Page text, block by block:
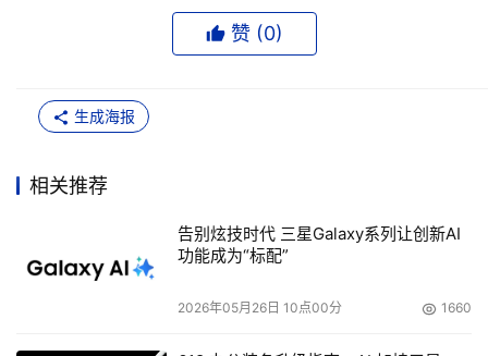
硬件卡隔离技术是在客户端增加一块硬件卡，这样，
备。而在选择不同的硬盘时，同时选择了该卡上不同的网
盘连接到不同网络，所以也被称为硬盘隔离技术。
但是，硬盘隔离技术虽然能够一定程度的对内外网进
行隔离，但是两套系统仍然公用内存，因此存在着较大的
赞 (0)
生成海报
相关推荐
告别炫技时代 三星Galaxy系列让创新AI
功能成为“标配”
2026年05月26日 10点00分 1660